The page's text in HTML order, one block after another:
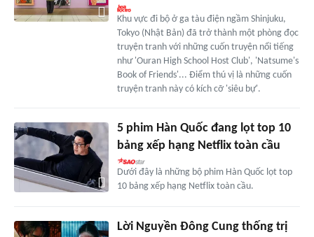
Khu vực đi bộ ở ga tàu điện ngầm Shinjuku,
Tokyo (Nhật Bản) đã trở thành một phòng đọc
truyện tranh với những cuốn truyện nổi tiếng
như 'Ouran High School Host Club', 'Natsume's
Book of Friends'... Điểm thú vị là những cuốn
truyện tranh này có kích cỡ 'siêu bự'.
5 phim Hàn Quốc đang lọt top 10
bảng xếp hạng Netflix toàn cầu
Dưới đây là những bộ phim Hàn Quốc lọt top
10 bảng xếp hạng Netflix toàn cầu.
Lời Nguyền Đông Cung thống trị